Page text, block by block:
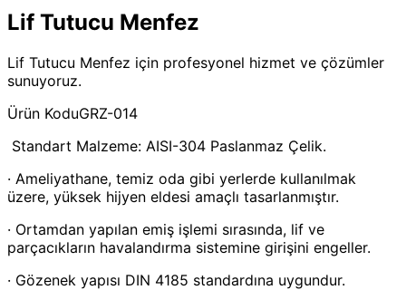
Lif Tutucu Menfez
Lif Tutucu Menfez için profesyonel hizmet ve çözümler
sunuyoruz.
Ürün KoduGRZ-014
Standart Malzeme: AISI-304 Paslanmaz Çelik.
· Ameliyathane, temiz oda gibi yerlerde kullanılmak
üzere, yüksek hijyen eldesi amaçlı tasarlanmıştır.
· Ortamdan yapılan emiş işlemi sırasında, lif ve
parçacıkların havalandırma sistemine girişini engeller.
· Gözenek yapısı DIN 4185 standardına uygundur.